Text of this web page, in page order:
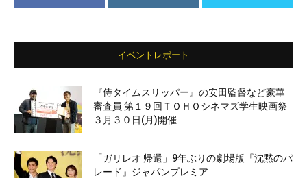
イベントレポート
『侍タイムスリッパー』の安田監督など豪華
審査員 第１９回ＴＯＨＯシネマズ学生映画祭
３月３０日(月)開催
「ガリレオ 帰還」9年ぶりの劇場版『沈黙のパ
レード』ジャパンプレミア